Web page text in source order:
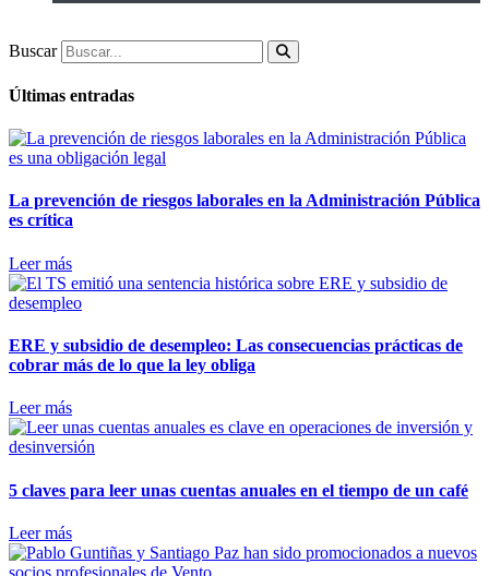
Buscar
Últimas entradas
La prevención de riesgos laborales en la Administración Pública
es crítica
Leer más
ERE y subsidio de desempleo: Las consecuencias prácticas de
cobrar más de lo que la ley obliga
Leer más
5 claves para leer unas cuentas anuales en el tiempo de un café
Leer más